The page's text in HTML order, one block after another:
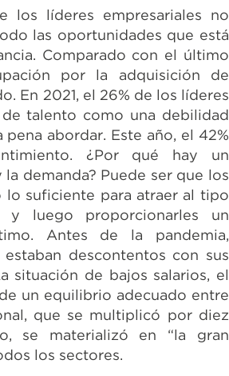
los líderes empresariales no
las oportunidades que está
Comparado con el último
por la adquisición de
En 2021, el 26% de los líderes
talento como una debilidad
abordar. Este año, el 42%
¿Por qué hay un
demanda? Puede ser que los
lo suficiente para atraer al tipo
y luego proporcionarles un
Antes de la pandemia,
descontentos con sus
situación de bajos salarios, el
un equilibrio adecuado entre
que se multiplicó por diez
se materializó en “la gran
los sectores.